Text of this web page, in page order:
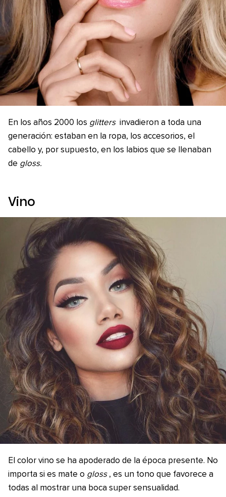
En los años 2000 los glitters invadieron a toda una
generación: estaban en la ropa, los accesorios, el
cabello y, por supuesto, en los labios que se llenaban
de gloss.
Vino
El color vino se ha apoderado de la época presente. No
importa si es mate o gloss , es un tono que favorece a
todas al mostrar una boca super sensualidad.